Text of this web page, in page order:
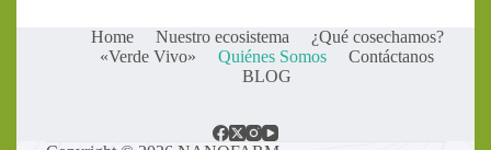
Home Nuestro ecosistema
¿Qué cosechamos?
«Verde Vivo»
Quiénes Somos
Contáctanos
BLOG